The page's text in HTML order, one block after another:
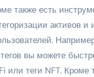
также есть
активов и
вы можете
или теги NFT. Кроме